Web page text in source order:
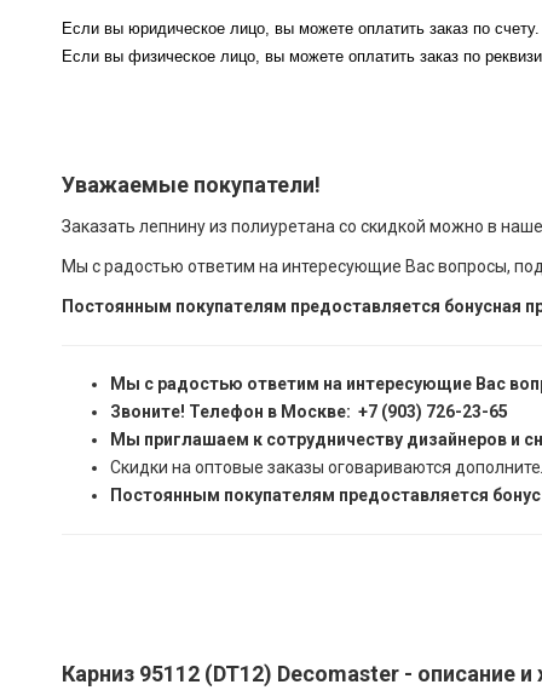
Если вы юридическое лицо, вы можете оплатить заказ по счету.
Если вы физическое лицо, вы можете оплатить заказ по
Уважаемые покупатели!
Заказать лепнину из полиуретана со скидкой можно в
Мы с радостью ответим на интересующие Вас вопросы,
Постоянным покупателям предоставляется бонусная
Мы с радостью ответим на интересующие Вас
Звоните! Телефон в Москве: +7 (903) 726-23-65
Мы приглашаем к сотрудничеству дизайнеров и
Скидки на оптовые заказы оговариваются
Постоянным покупателям предоставляется
Карниз 95112 (DT12) Decomaster - описание и